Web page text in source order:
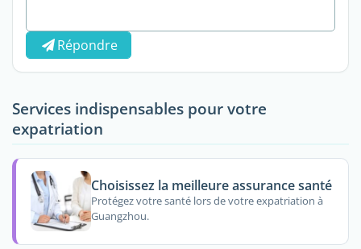
Répondre
Services indispensables pour votre
expatriation
Choisissez la meilleure assurance santé
Protégez votre santé lors de votre expatriation à
Guangzhou.